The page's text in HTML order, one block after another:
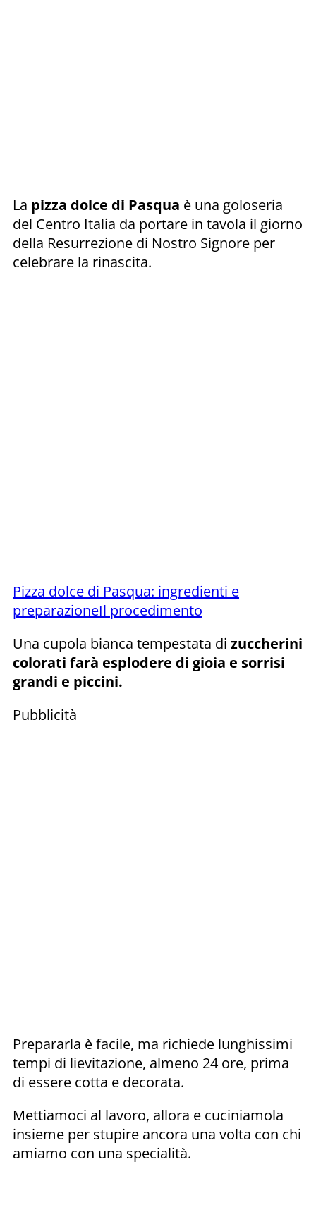
La pizza dolce di Pasqua è una goloseria
del Centro Italia da portare in tavola il giorno
della Resurrezione di Nostro Signore per
celebrare la rinascita.
Pizza dolce di Pasqua: ingredienti e
preparazioneIl procedimento
Una cupola bianca tempestata di zuccherini
colorati farà esplodere di gioia e sorrisi
grandi e piccini.
Pubblicità
Prepararla è facile, ma richiede lunghissimi
tempi di lievitazione, almeno 24 ore, prima
di essere cotta e decorata.
Mettiamoci al lavoro, allora e cuciniamola
insieme per stupire ancora una volta con chi
amiamo con una specialità.